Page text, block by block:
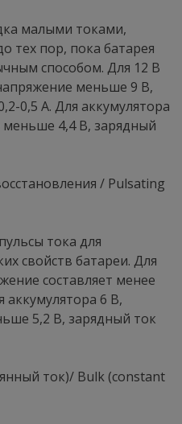
малыми токами,
тех пор, пока батарея
способом. Для 12 В
меньше 9 В,
0,5 А. Для аккумулятора
4,4 В, зарядный
/ Pulsating
тока для
свойств батареи. Для
составляет менее
аккумулятора 6 В,
5,2 В, зарядный ток
ток)/ Bulk (constant